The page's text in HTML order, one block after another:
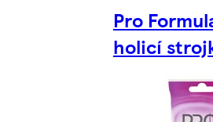
Pro
holicí